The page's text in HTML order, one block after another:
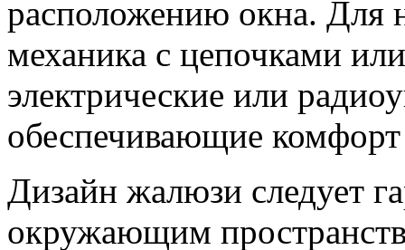
расположению окна. Для
механика с цепочками
электрические или
обеспечивающие
Дизайн жалюзи следует
окружающим